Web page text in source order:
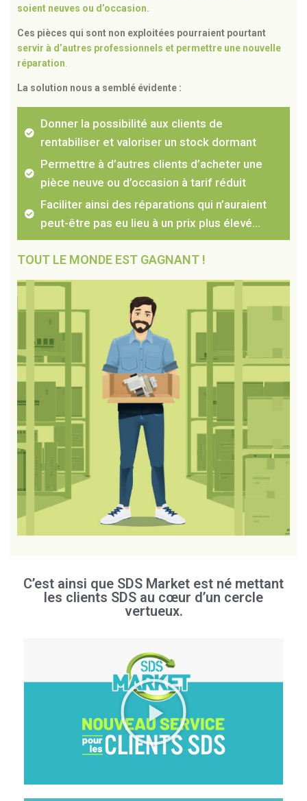
soient neuves ou d’occasion.
Ces pièces qui sont non exploitées pourraient pourtant
servir à d’autres professionnels et permettre une nouvelle
réparation
La solution nous a semblé évidente :
Donner la possibilité aux clients de
rentabiliser et valoriser un stock dormant
Permettre à d’autres clients d’acheter une
pièce neuve ou d’occasion à tarif réduit
Faciliter ainsi des réparations qui n’auraient
peut-être pas eu lieu à un prix plus élevé…
TOUT LE MONDE EST GAGNANT !
C’est ainsi que SDS Market est né mettant
les clients SDS au cœur d’un cercle
vertueux.